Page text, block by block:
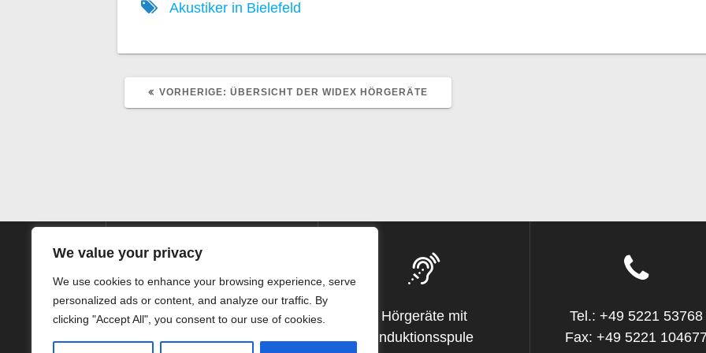
We value your privacy
We use cookies to enhance your browsing experience, serve
personalized ads or content, and analyze our traffic. By
clicking "Accept All", you consent to our use of cookies.
Akustiker in Bielefeld
VORHERIGE: VORHERIGER
ÜBERSICHT DER WIDEX HÖRGERÄTE
SIEG HörTechnic GmbH
Steinstrasse 10
Hörgeräte mit
Induktionsspule
Tel.: +49 5221 53768
Fax: +49 5221